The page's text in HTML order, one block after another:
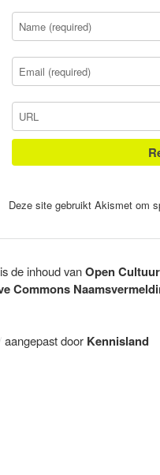
Deze site gebruikt Akismet om
de inhoud vanOpen Cultuur
Commons
/aangepast door Kennisland